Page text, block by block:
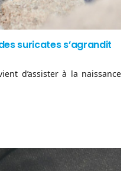
suricates s’agrandit
d’assister à la naissance